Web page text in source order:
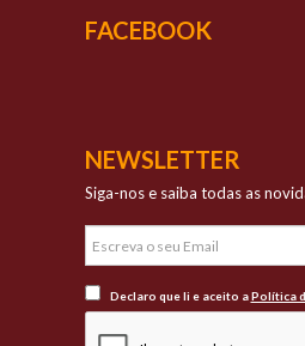
FACEBOOK
NEWSLETTER
Siga-nos e saiba todas as
Declaro que li e aceito aPolítica